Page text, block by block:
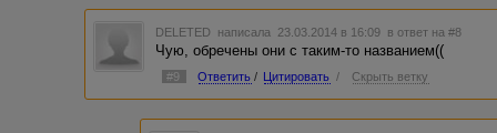
DELETED написала 23.03.2014 в 16:09 в ответ на #8
Чую, обречены они с таким-то названием((
#9 Ответить / Цитировать / Скрыть ветку